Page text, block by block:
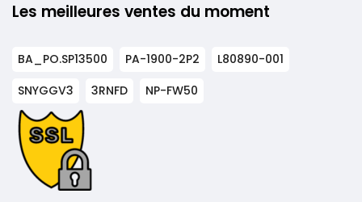
Les meilleures ventes du moment
BA_PO.SP13500 PA-1900-2P2
L80890-001
SNYGGV3
3RNFD NP-FW50